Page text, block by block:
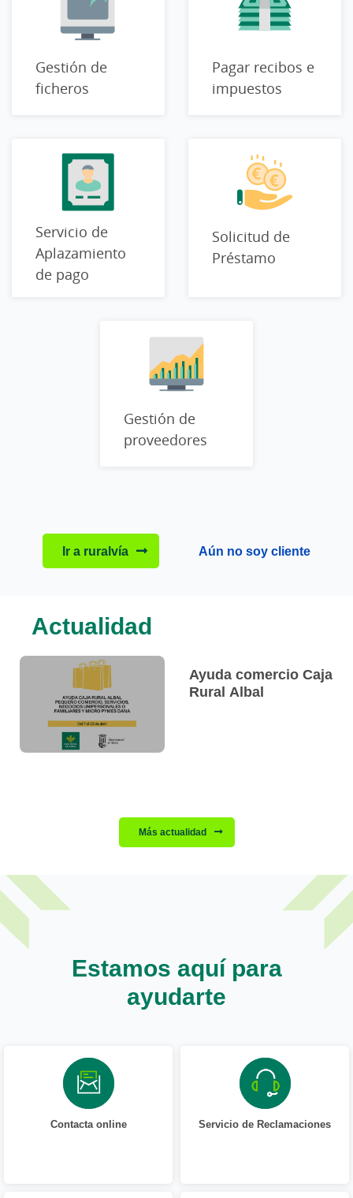
Gestión de
ficheros
Pagar recibos e
impuestos
Servicio de
Aplazamiento
de pago
Solicitud de
Préstamo
Gestión de
proveedores
Ir a ruralvía Aún no soy cliente
Actualidad
Este bloque de noticias sigue el siguiente orden de
Ayuda comercio Caja
Rural Albal
Más actualidad
Estamos aquí para
ayudarte
Contacta online Servicio de Reclamaciones